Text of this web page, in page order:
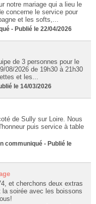
notre mariage qui a lieu le
concerne le service pour
et les softs,...
- Publié le 22/04/2026
de 3 personnes pour le
08/2026 de 19h30 à 21h30
et les...
le 14/03/2026
de Sully sur Loire. Nous
puis service à table
communiqué - Publié le
et cherchons deux extras
la soirée avec les boissons